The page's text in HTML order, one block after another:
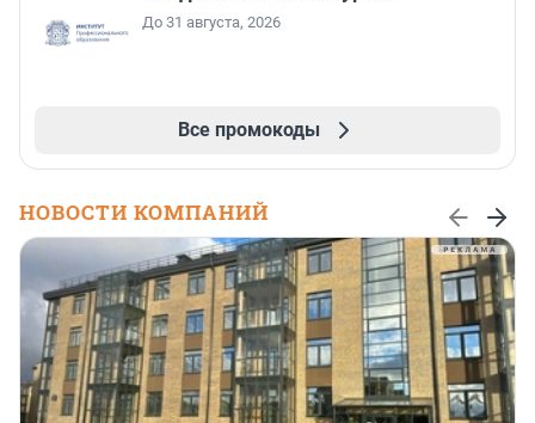
До 31 августа, 2026
Все промокоды
НОВОСТИ КОМПАНИЙ